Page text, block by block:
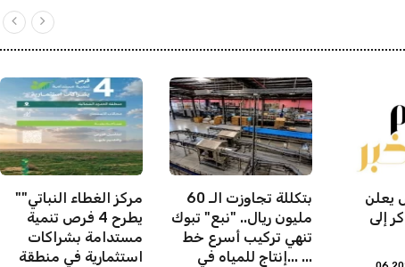
"مركز الغطاء النباتي"
يطرح 4 فرص تنمية
مستدامة بشراكات
استثمارية في منطقة
بتكللة تجاوزت الـ 60
مليون ريال.. "نبع" تبوك
تنهي تركيب أسرع خط
إنتاج للمياه في... ...
يعلن
إلى